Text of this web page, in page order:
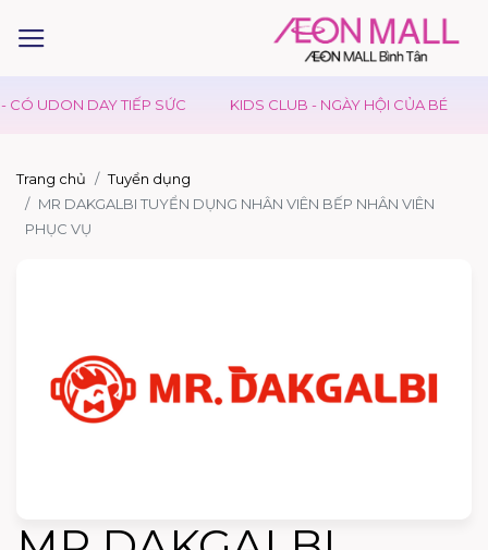
UDON DAY TIẾP SỨC KIDS CLUB - NGÀY HỘI CỦA BÉ
Trang chủ
Tuyển dụng
MR DAKGALBI TUYỂN DỤNG NHÂN VIÊN BẾP NHÂN VIÊN
PHỤC VỤ